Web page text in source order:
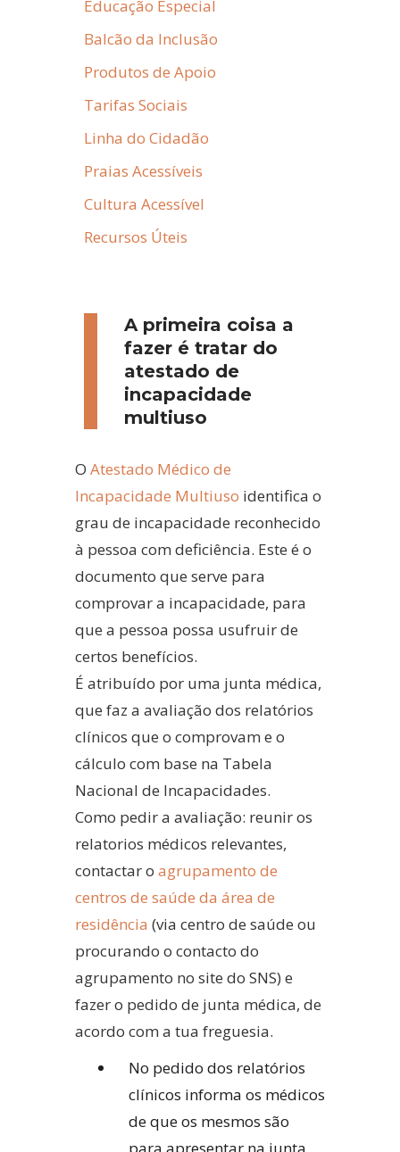
Educação Especial
Balcão da Inclusão
Produtos de Apoio
Tarifas Sociais
Linha do Cidadão
Praias Acessíveis
Cultura Acessível
Recursos Úteis
A primeira coisa a
fazer é tratar do
atestado de
incapacidade
multiuso
O Atestado Médico de
Incapacidade Multiuso identifica o
grau de incapacidade reconhecido
à pessoa com deficiência. Este é o
documento que serve para
comprovar a incapacidade, para
que a pessoa possa usufruir de
certos benefícios.
É atribuído por uma junta médica,
que faz a avaliação dos relatórios
clínicos que o comprovam e o
cálculo com base na Tabela
Nacional de Incapacidades.
Como pedir a avaliação: reunir os
relatorios médicos relevantes,
contactar o agrupamento de
centros de saúde da área de
residência (via centro de saúde ou
procurando o contacto do
agrupamento no site do SNS) e
fazer o pedido de junta médica, de
acordo com a tua freguesia.
No pedido dos relatórios
clínicos informa os médicos
de que os mesmos são
para apresentar na junta